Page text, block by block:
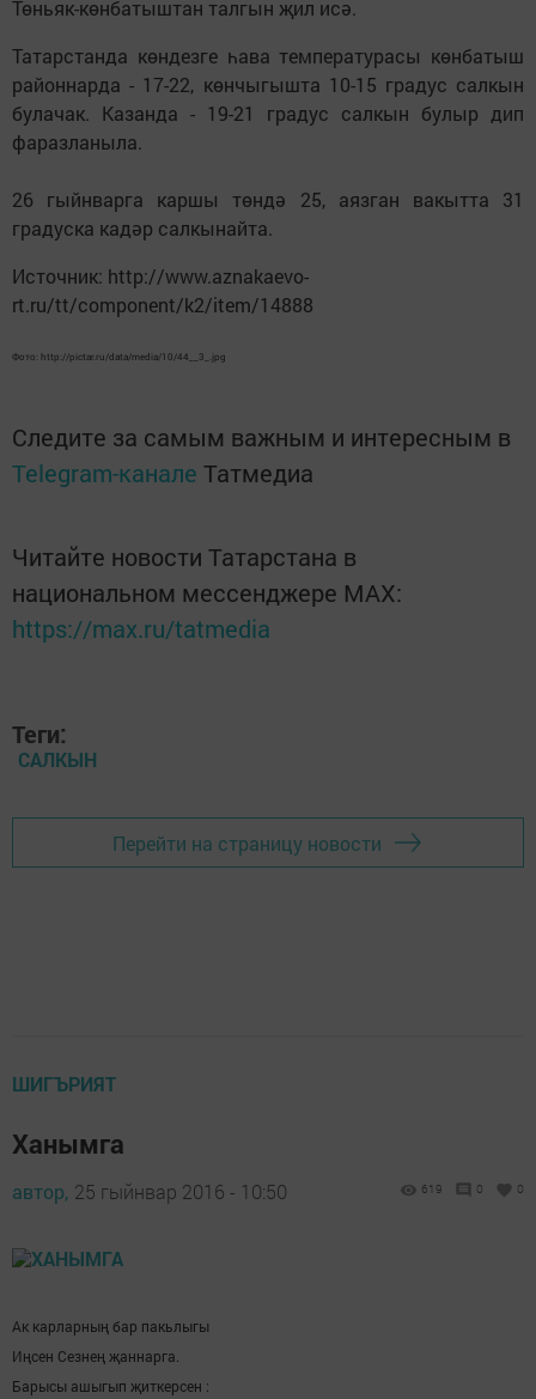
Төньяк-көнбатыштан талгын җил исә.
Татарстанда көндезге һава температурасы көнбатыш
районнарда - 17-22, көнчыгышта 10-15 градус салкын
булачак. Казанда - 19-21 градус салкын булыр дип
фаразланыла.
26 гыйнварга каршы төндә 25, аязган вакытта 31
градуска кадәр салкынайта.
Источник: http://www.aznakaevo-
rt.ru/tt/component/k2/item/14888
Фото: http://pictar.ru/data/media/10/44__3_.jpg
Следите за самым важным и интересным в
Telegram-канале Татмедиа
Читайте новости Татарстана в
национальном мессенджере MАХ:
https://max.ru/tatmedia
Теги:
САЛКЫН
Перейти на страницу новости
ШИГЪРИЯТ
Ханымга
автор, 25 гыйнвар 2016 - 10:50 619 0 0
Ак карларның бар пакьлыгы
Иңсен Сезнең җаннарга.
Барысы ашыгып җиткерсен :